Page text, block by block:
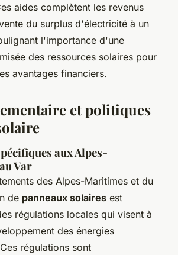
aides complètent les revenus
du surplus d'électricité à un
l'importance d'une
des ressources solaires pour
avantages financiers.
et politiques
aux Alpes-
Var
des Alpes-Maritimes et du
de panneaux solaires est
régulations locales qui visent à
des énergies
régulations sont